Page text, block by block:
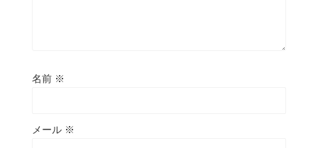
名前 ※
メール ※